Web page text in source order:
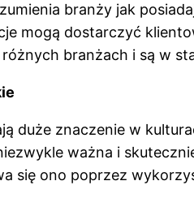
branży jak
mogą dostarczyć
branżach i są w
duże znaczenie w
ważna i
się ono poprzez